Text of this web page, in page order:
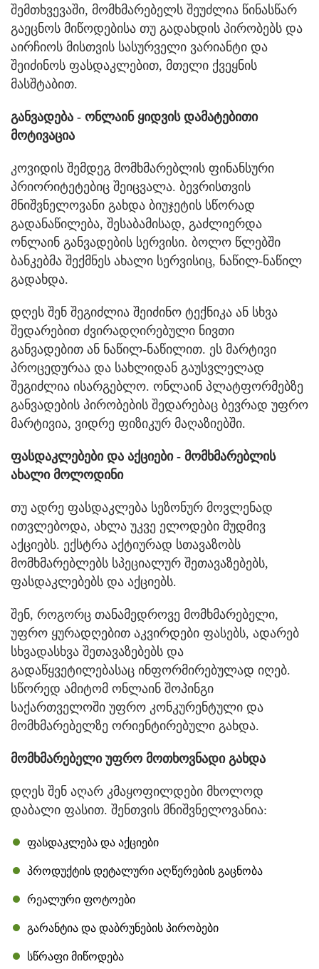
შემთხვევაში, მომხმარებელს შეუძლია წინასწარ
გაეცნოს მიწოდებისა თუ გადახდის პირობებს და
აირჩიოს მისთვის სასურველი ვარიანტი და
შეიძინოს ფასდაკლებით, მთელი ქვეყნის
მასშტაბით.
განვადება - ონლაინ ყიდვის დამატებითი
მოტივაცია
კოვიდის შემდეგ მომხმარებლის ფინანსური
პრიორიტეტებიც შეიცვალა. ბევრისთვის
მნიშვნელოვანი გახდა ბიუჯეტის სწორად
გადანაწილება, შესაბამისად, გაძლიერდა
ონლაინ განვადების სერვისი. ბოლო წლებში
ბანკებმა შექმნეს ახალი სერვისიც, ნაწილ-ნაწილ
გადახდა.
დღეს შენ შეგიძლია შეიძინო ტექნიკა ან სხვა
შედარებით ძვირადღირებული ნივთი
განვადებით ან ნაწილ-ნაწილით. ეს მარტივი
პროცედურაა და სახლიდან გაუსვლელად
შეგიძლია ისარგებლო. ონლაინ პლატფორმებზე
განვადების პირობების შედარებაც ბევრად უფრო
მარტივია, ვიდრე ფიზიკურ მაღაზიებში.
ფასდაკლებები და აქციები - მომხმარებლის
ახალი მოლოდინი
თუ ადრე ფასდაკლება სეზონურ მოვლენად
ითვლებოდა, ახლა უკვე ელოდები მუდმივ
აქციებს. ექსტრა აქტიურად სთავაზობს
მომხმარებლებს სპეციალურ შეთავაზებებს,
ფასდაკლებებს და აქციებს.
შენ, როგორც თანამედროვე მომხმარებელი,
უფრო ყურადღებით აკვირდები ფასებს, ადარებ
სხვადასხვა შეთავაზებებს და
გადაწყვეტილებასაც ინფორმირებულად იღებ.
სწორედ ამიტომ ონლაინ შოპინგი
საქართველოში უფრო კონკურენტული და
მომხმარებელზე ორიენტირებული გახდა.
მომხმარებელი უფრო მოთხოვნადი გახდა
დღეს შენ აღარ კმაყოფილდები მხოლოდ
დაბალი ფასით. შენთვის მნიშვნელოვანია:
ფასდაკლება და აქციები
პროდუქტის დეტალური აღწერების გაცნობა
რეალური ფოტოები
გარანტია და დაბრუნების პირობები
სწრაფი მიწოდება